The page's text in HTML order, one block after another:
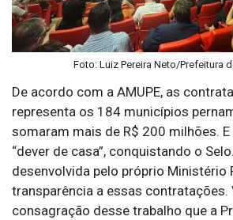
Foto: Luiz Pereira Neto/Prefeitura
De acordo com a AMUPE, as
representa os 184 municípios
somaram mais de R$ 200 milhões.
“dever de casa”, conquistando o
desenvolvida pelo próprio Ministério
transparência a essas contratações.
consagração desse trabalho que a